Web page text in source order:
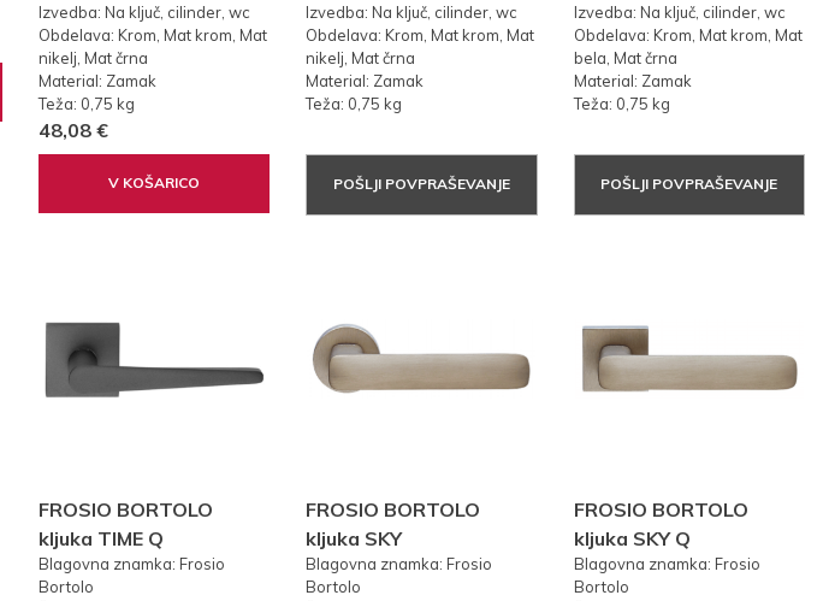
Izvedba: Na ključ, cilinder, wc
Obdelava: Krom, Mat krom, Mat
nikelj, Mat črna
Material: Zamak
Teža: 0,75 kg
48,08 €
V KOŠARICO
Izvedba: Na ključ, cilinder, wc
Obdelava: Krom, Mat krom, Mat
nikelj, Mat črna
Material: Zamak
Teža: 0,75 kg
POŠLJI POVPRAŠEVANJE
Izvedba: Na ključ, cilinder, wc
Obdelava: Krom, Mat krom, Mat
bela, Mat črna
Material: Zamak
Teža: 0,75 kg
POŠLJI POVPRAŠEVANJE
FROSIO BORTOLO
kljuka TIME Q
Blagovna znamka: Frosio
Bortolo
FROSIO BORTOLO
kljuka SKY
Blagovna znamka: Frosio
Bortolo
FROSIO BORTOLO
kljuka SKY Q
Blagovna znamka: Frosio
Bortolo